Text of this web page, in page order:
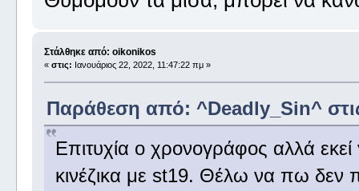
Στάλθηκε από: oikonikos
« στις: Ιανουάριος 22, 2022, 11:47:22 πμ »
Παράθεση από: ^Deadly_Sin^
Επιτυχία ο χρονογράφος αλλά εκεί
κινέζικα με st19. Θέλω να πω δεν